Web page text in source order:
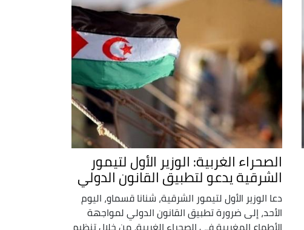
الصحراء الغربية: الوزير الأول لتيمور
الشرقية يدعو لتطبيق القانون الدولي
دعا الوزير الأول لتيمور الشرقية، شنانا قسماو، اليوم
الأحد، إلى ضرورة تطبيق القانون الدولي لمواجهة